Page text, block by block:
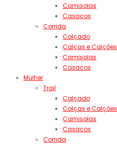
Camisolas
Casacos
Corrida
Calçado
Calças e Calções
Camisolas
Casacos
Mulher
Trail
Calçado
Calças e Calções
Camisolas
Casacos
Corrida